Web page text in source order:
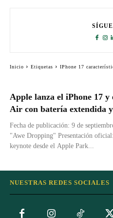
Apple lanza el iPhone 17
Air con batería extendida
Fecha de publicación: 9 de
"Awe Dropping" Presentación
keynote desde el Apple Park...
Inicio Etiquetas IPhone 17
NUESTRAS REDES SOCIALES